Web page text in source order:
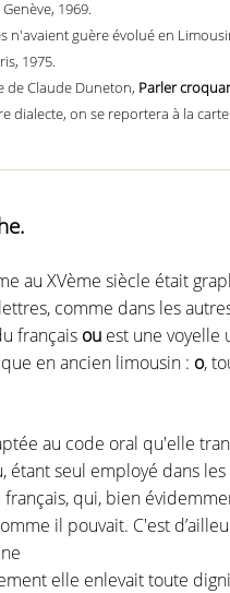
1969.
n'avaient guère évolué en
1975.
de Claude Duneton, Parler
dialecte, on se reportera à la
au XVème siècle était
comme dans les
français ou est une voyelle
en ancien limousin : o,
au code oral qu'elle
étant seul employé dans
qui, bien
il pouvait. C'est
elle enlevait toute